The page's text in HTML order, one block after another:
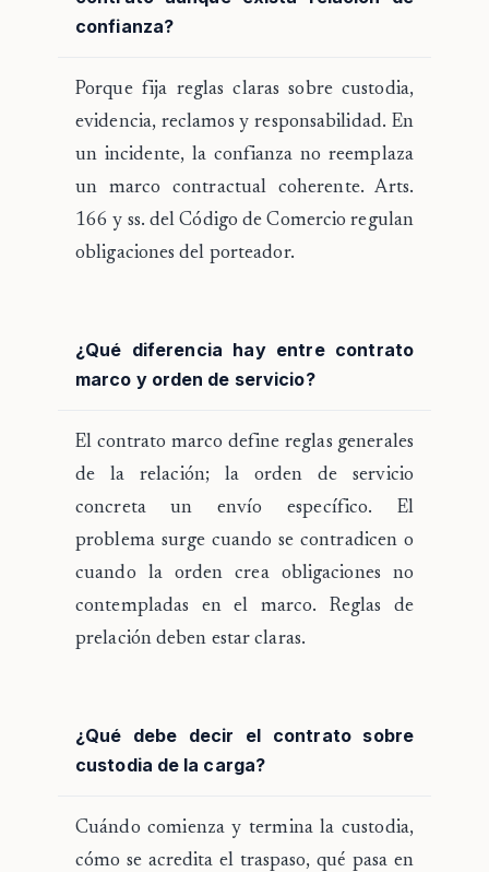
confianza?
Porque fija reglas claras sobre custodia,
evidencia, reclamos y responsabilidad. En
un incidente, la confianza no reemplaza
un marco contractual coherente. Arts.
166 y ss. del Código de Comercio regulan
obligaciones del porteador.
¿Qué diferencia hay entre contrato
marco y orden de servicio?
El contrato marco define reglas generales
de la relación; la orden de servicio
concreta un envío específico. El
problema surge cuando se contradicen o
cuando la orden crea obligaciones no
contempladas en el marco. Reglas de
prelación deben estar claras.
¿Qué debe decir el contrato sobre
custodia de la carga?
Cuándo comienza y termina la custodia,
cómo se acredita el traspaso, qué pasa en